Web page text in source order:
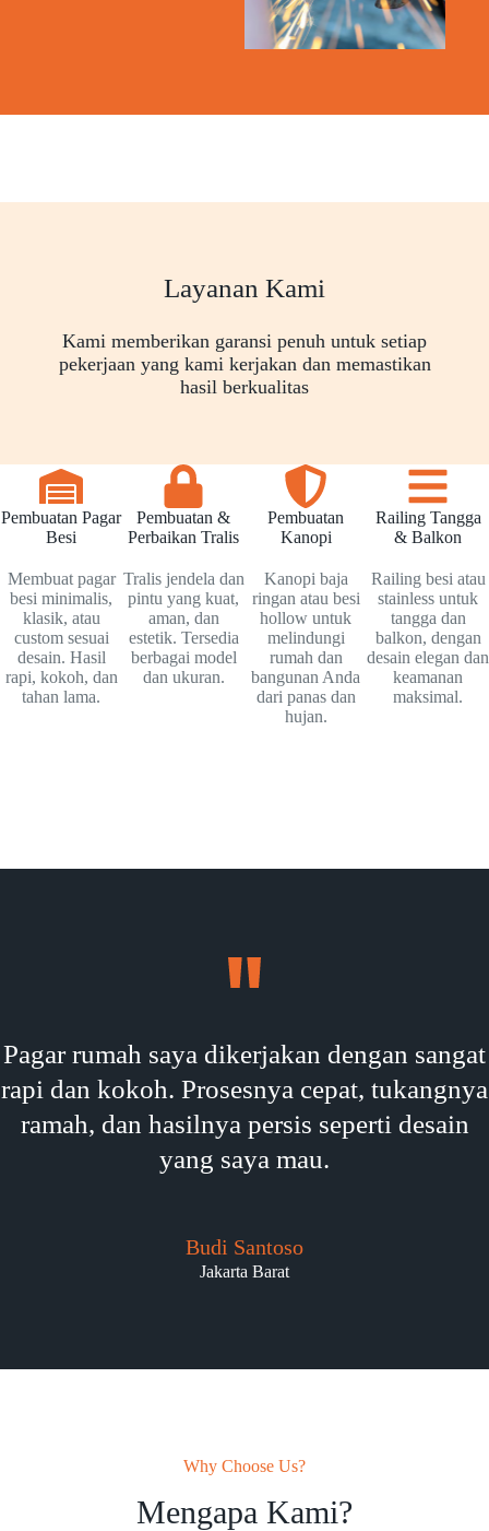
Layanan Kami
Kami memberikan garansi penuh untuk setiap
pekerjaan yang kami kerjakan dan memastikan
hasil berkualitas
Pembuatan Pagar
Besi
Membuat pagar
besi minimalis,
klasik, atau
custom sesuai
desain. Hasil
rapi, kokoh, dan
tahan lama.
Pembuatan &
Perbaikan Tralis
Tralis jendela dan
pintu yang kuat,
aman, dan
estetik. Tersedia
berbagai model
dan ukuran.
Pembuatan
Kanopi
Kanopi baja
ringan atau besi
hollow untuk
melindungi
rumah dan
bangunan Anda
dari panas dan
hujan.
Railing Tangga
& Balkon
Railing besi atau
stainless untuk
tangga dan
balkon, dengan
desain elegan dan
keamanan
maksimal.
Pagar rumah saya dikerjakan dengan sangat
rapi dan kokoh. Prosesnya cepat, tukangnya
ramah, dan hasilnya persis seperti desain
yang saya mau.
Budi Santoso
Jakarta Barat
Why Choose Us?
Mengapa Kami?